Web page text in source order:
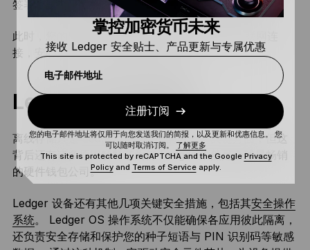
签署，即使您的联网设备已被侵入，也无法篡改交易。
此时，您的笔记本电脑或智能手机便可通过其互联网连
接，安心无忧地将交易广播到区块链。
Ledger 的安全举措
离线存储只是Ledger 安全模型的第一个关键方面，但这
背后还有诸多原因解释了为何 Ledger 依然是全球最畅销
的硬件钱包公司。
Ledger 设备还有其他几项关键安全措施，包括其安全操作
系统。 Ledger OS 操作系统不仅能确保各应用彼此隔离，
还负责安全存储和保护您的种子短语与 PIN 识别码等敏感
掌控加密货币未来
接收 Ledger 安全贴士、产品更新与专属优惠
电子邮件地址
注册订阅
您的电子邮件地址将仅用于向您发送我们的简报，以及更新和优惠信息。 您
可以随时取消订阅。 了解更多
This site is protected by reCAPTCHA and the Google Privacy
Policyand Terms of Serviceapply.